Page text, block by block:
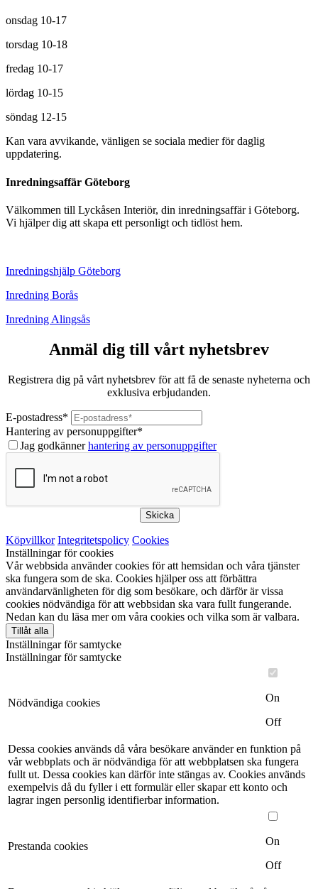
onsdag 10-17
torsdag 10-18
fredag 10-17
lördag 10-15
söndag 12-15
Kan vara avvikande, vänligen se sociala medier för daglig
uppdatering.
Inredningsaffär Göteborg
Välkommen till Lyckåsen Interiör, din inredningsaffär i Göteborg.
Vi hjälper dig att skapa ett personligt och tidlöst hem.
Inredningshjälp Göteborg
Inredning Borås
Inredning Alingsås
Anmäl dig till vårt nyhetsbrev
Registrera dig på vårt nyhetsbrev för att få de senaste nyheterna och
exklusiva erbjudanden.
E-postadress*
Hantering av personuppgifter*
Jag godkännerhantering av personuppgifter
Skicka
Köpvillkor Integritetspolicy Cookies
Inställningar för cookies
Vår webbsida använder cookies för att hemsidan och våra tjänster
ska fungera som de ska. Cookies hjälper oss att förbättra
användarvänligheten för dig som besökare, och därför är vissa
cookies nödvändiga för att webbsidan ska vara fullt fungerande.
Nedan kan du läsa mer om våra cookies och vilka som är valbara.
Tillåt alla
Inställningar för samtycke
Inställningar för samtycke
Nödvändiga cookies
On
Off
Dessa cookies används då våra besökare använder en funktion på
vår webbplats och är nödvändiga för att webbplatsen ska fungera
fullt ut. Dessa cookies kan därför inte stängas av. Cookies används
exempelvis då du fyller i ett formulär eller skapar ett konto och
lagrar ingen personlig identifierbar information.
Prestanda cookies
On
Off